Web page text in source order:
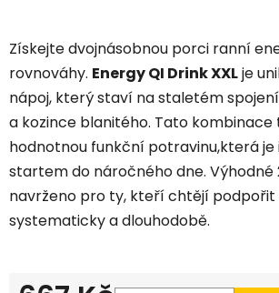
Získejte dvojnásobnou porci ranní
rovnováhy. Energy QI Drink XXLje
nápoj, který staví na staletém
a kozince blanitého. Tato kombinace
hodnotnou funkční potravinu,která
startem do náročného dne. Výhodné
navrženo pro ty, kteří chtějí podpořit
systematicky a dlouhodobě.